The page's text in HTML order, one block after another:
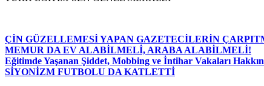
ÇİN GÜZELLEMESİ YAPAN GAZETECİLERİN
MEMUR DA EV ALABİLMELİ, ARABA ALABİLMELİ!
Eğitimde Yaşanan Şiddet, Mobbing ve İntihar Vakaları
SİYONİZM FUTBOLU DA KATLETTİ